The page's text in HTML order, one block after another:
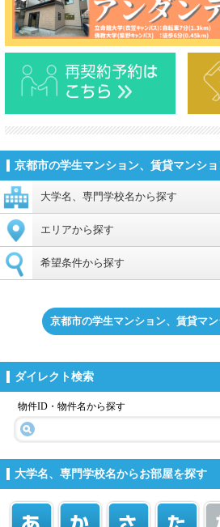
京都市の学生マンション、賃貸マンシ
大学名、専門学校名から探す
エリアから探す
希望条件から探す
京都市の学生マンション、賃貸マ
ダイレクト検索
物件ID・物件名から探す
大学名、専門学校名からお部屋を探す